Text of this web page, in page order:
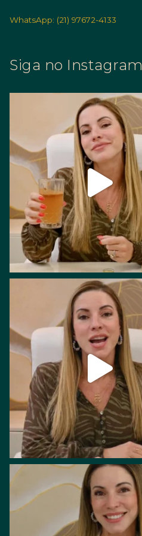
WhatsApp: (21) 97672-4133
Siga no Instagram